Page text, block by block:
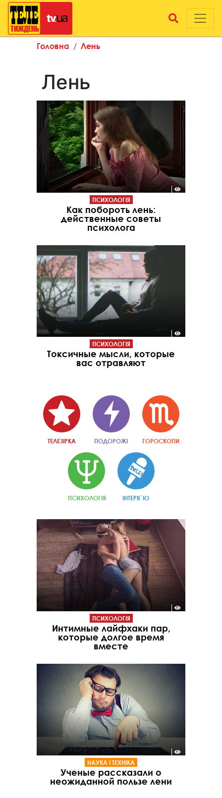
Головна Лень
Лень
ПСИХОЛОГІЯ
Как побороть лень:
действенные советы
психолога
ПСИХОЛОГІЯ
Токсичные мысли, которые
вас отравляют
ТЕЛЕЗІРКА ПОДОРОЖІ ГОРОСКОПИ
ПСИХОЛОГІЯ ІНТЕРВ`Ю
ПСИХОЛОГІЯ
Интимные лайфхаки пар,
которые долгое время
вместе
НАУКА І ТЕХНІКА
Ученые рассказали о
неожиданной пользе лени